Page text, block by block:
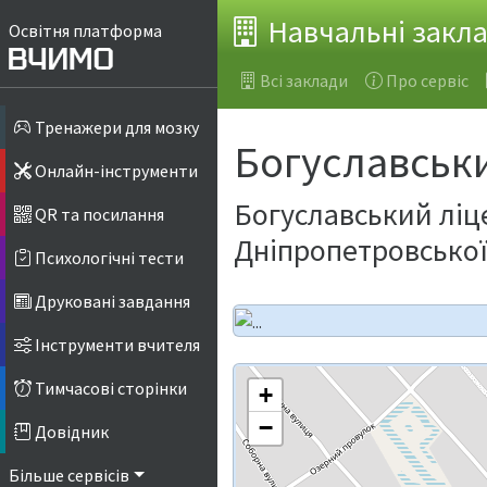
Освітня платформа
Тренажери для мозку
Онлайн-інструменти
QR та посилання
Психологічні тести
Друковані завдання
Інструменти вчителя
Тимчасові сторінки
Довідник
Більше сервісів
Навчальні
Всі заклади Про сервіс
Богуславський
+
−